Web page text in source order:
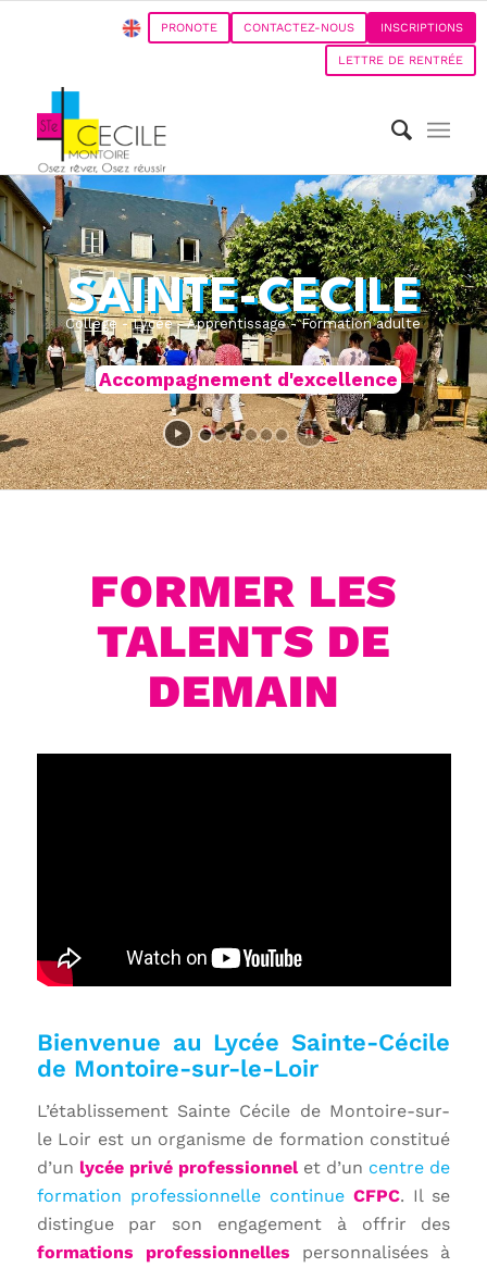
PRONOTE CONTACTEZ-NOUS INSCRIPTIONS
LETTRE DE RENTRÉE
SAINTE-CECILE
Collège - Lycée - Apprentissage - Formation adulte
Accompagnement d'excellence
FORMER LES
TALENTS DE
DEMAIN
Bienvenue au Lycée Sainte-Cécile
de Montoire-sur-le-Loir
L’établissement Sainte Cécile de Montoire-sur-
le Loir est un organisme de formation constitué
d’un lycée privé professionnelet d’un centre de
formation professionnelle continue CFPC. Il se
distingue par son engagement à offrir des
formations professionnelles personnalisées à